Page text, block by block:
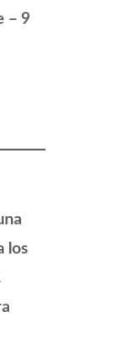
– 9
los